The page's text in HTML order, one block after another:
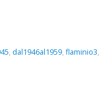
, dal1946al1959, flaminio3,